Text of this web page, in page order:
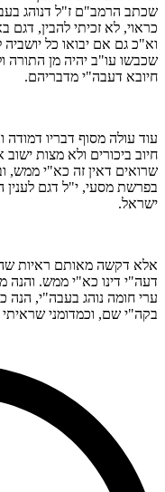
שכתב הרמב"ם ז"ל דנוהג
כראוי, לא זכיתי להבין, דגם
וא"כ גם אם יבואו כל
שכבשו עו"ב יהיה מן
חיובא דעבה"י מדבריהם.
עוד עולה מסוף דבריו דמודה
חיוב ביכורים ולא מצות
שרואים דאין זה כא"י ממש,
בפרשת מסעי, י"ל דגם
ישראל.
אלא דקשה מאותם ראיות
דעה"י דינו כא"י ממש. והנה
ערי חומה נוהג בעבה"י,
בקה"י שם, וכמדומני